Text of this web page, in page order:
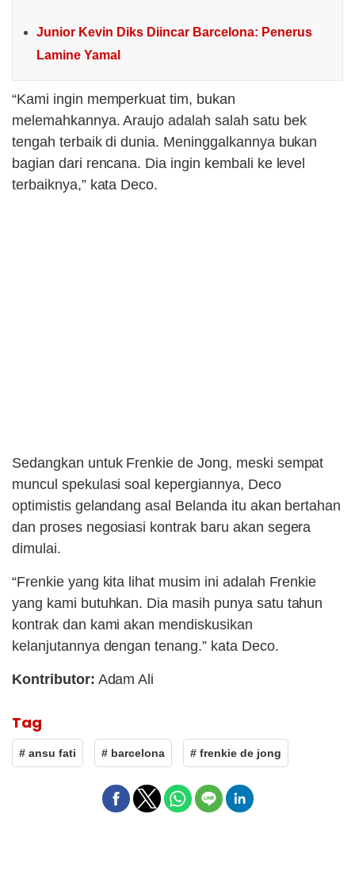
Junior Kevin Diks Diincar Barcelona: Penerus
Lamine Yamal
“Kami ingin memperkuat tim, bukan
melemahkannya. Araujo adalah salah satu bek
tengah terbaik di dunia. Meninggalkannya bukan
bagian dari rencana. Dia ingin kembali ke level
terbaiknya,” kata Deco.
Sedangkan untuk Frenkie de Jong, meski sempat
muncul spekulasi soal kepergiannya, Deco
optimistis gelandang asal Belanda itu akan bertahan
dan proses negosiasi kontrak baru akan segera
dimulai.
“Frenkie yang kita lihat musim ini adalah Frenkie
yang kami butuhkan. Dia masih punya satu tahun
kontrak dan kami akan mendiskusikan
kelanjutannya dengan tenang.” kata Deco.
Kontributor: Adam Ali
Tag
# ansu fati # barcelona # frenkie de jong